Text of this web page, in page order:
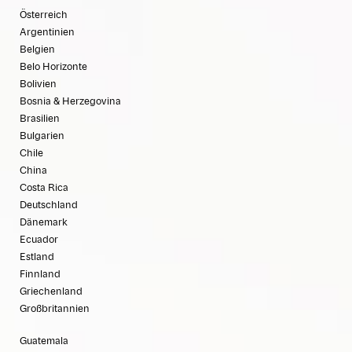
Österreich
Argentinien
Belgien
Belo Horizonte
Bolivien
Bosnia & Herzegovina
Brasilien
Bulgarien
Chile
China
Costa Rica
Deutschland
Dänemark
Ecuador
Estland
Finnland
Griechenland
Großbritannien
Guatemala